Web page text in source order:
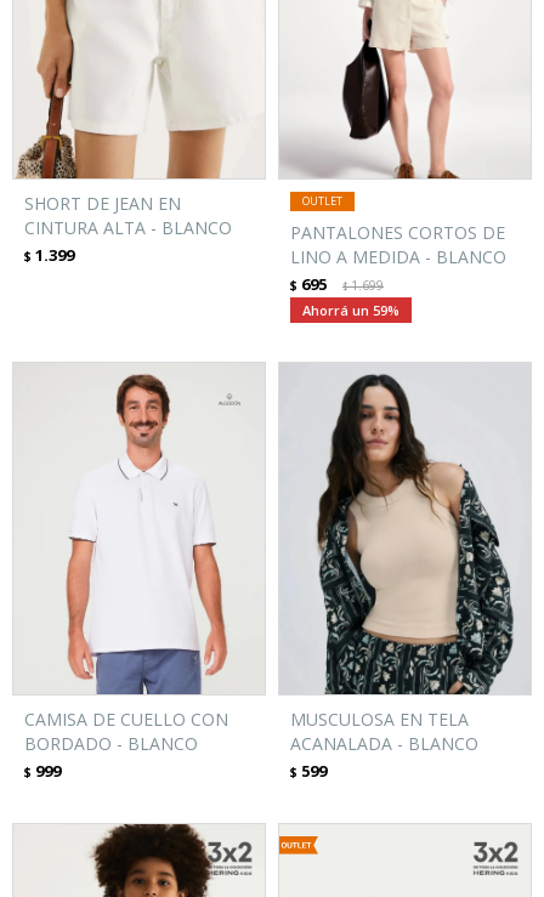
SHORT DE JEAN EN
CINTURA ALTA - BLANCO
$ 1.399
PANTALONES CORTOS DE
LINO A MEDIDA - BLANCO
$ 695 $1.699
59
CAMISA DE CUELLO CON
BORDADO - BLANCO
$ 999
MUSCULOSA EN TELA
ACANALADA - BLANCO
$ 599